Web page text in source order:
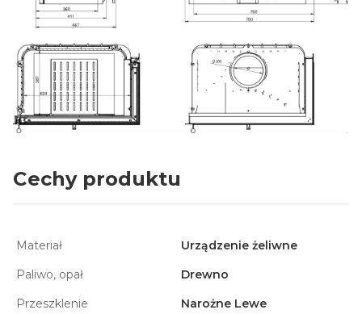
Cechy produktu
Materiał
Urządzenie żeliwne
Paliwo, opał
Drewno
Przeszklenie
Narożne Lewe